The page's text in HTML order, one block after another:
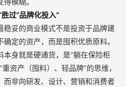
模糊。
过“品牌化投入”
稳妥的商业模式不是投资于品牌建
定的资产，而是囤积优质原料。
身就是硬通货，是“躺在保险柜
资产（囤料）、轻品牌”的思维，
而非向研发、设计、营销和消费者